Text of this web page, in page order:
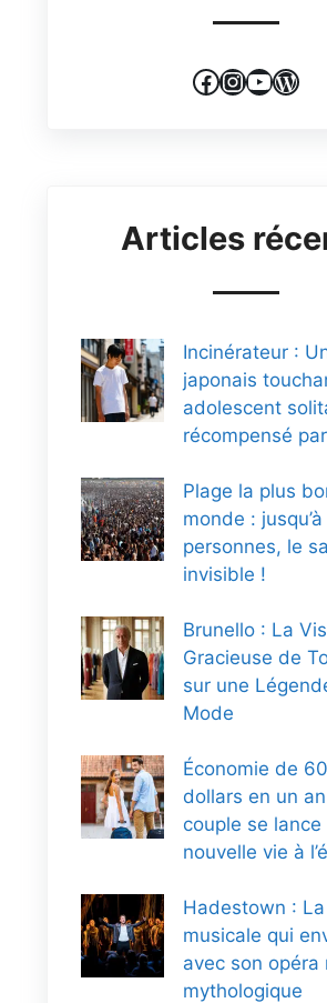
Facebook
Articles
Incinérateur :
japonais
adolescent
récompensé
Plage la plus
monde :
personnes, le
invisible !
Brunello : La
Gracieuse de
sur une
Mode
Économie de
dollars en un
couple se
nouvelle vie à
Hadestown :
musicale qui
avec son opéra
mythologique